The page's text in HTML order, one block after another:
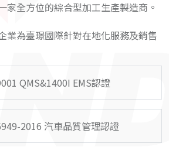
家全方位的綜合型加工生產製造商。
業為臺璟國際針對在地化服務及銷售
QMS&1400I EMS認證
2016 汽車品質管理認證